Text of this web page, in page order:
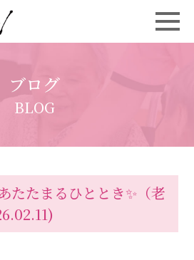
ブログ
BLOG
たたまるひととき✨（老